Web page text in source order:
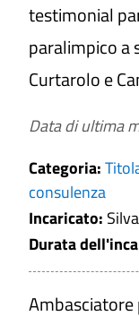
testimonial
paralimpico a
Curtarolo e
Data di ultima
Categoria:
consulenza
Incaricato:
Durata